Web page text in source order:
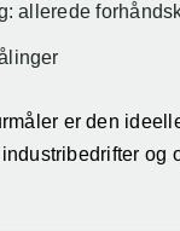
allerede
er den
og